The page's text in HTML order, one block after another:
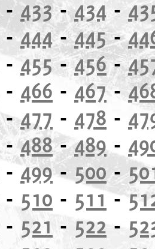
433-434-
-444-445-
-455-456-
- 466 - 467-
477 - 478 -
488-489-
-499- 500-
- 510 - 511-
- 521 - 522 -